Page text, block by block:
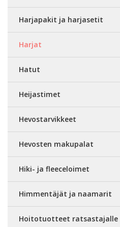
Harjapakit ja harjasetit
Harjat
Hatut
Heijastimet
Hevostarvikkeet
Hevosten makupalat
Hiki- ja fleeceloimet
Himmentäjät ja naamarit
Hoitotuotteet ratsastajalle